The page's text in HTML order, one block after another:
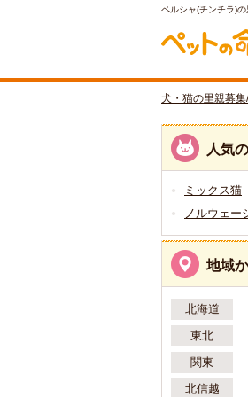
ペルシャ(チンチラ)
犬・猫の里親募
人気
ミックス猫
ノルウェー
地域
北海道
東北
関東
北信越